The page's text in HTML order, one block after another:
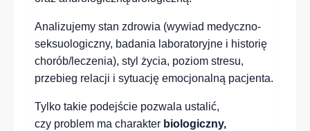
Analizujemy stan zdrowia (wywiad medyczno-
seksuologiczny, badania laboratoryjne i historię
chorób/leczenia), styl życia, poziom stresu,
przebieg relacji i sytuację emocjonalną pacjenta.
Tylko takie podejście pozwala ustalić,
czy problem ma charakter biologiczny,